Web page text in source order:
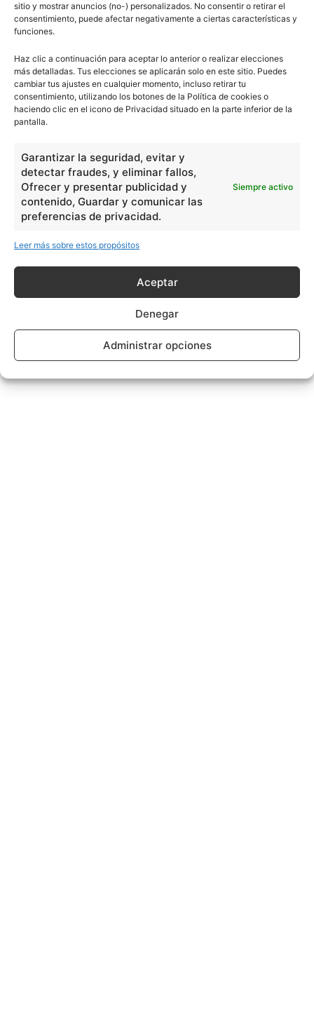
sitio y mostrar anuncios (no-) personalizados. No consentir o retirar el
consentimiento, puede afectar negativamente a ciertas características y
funciones.
Haz clic a continuación para aceptar lo anterior o realizar elecciones
más detalladas. Tus elecciones se aplicarán solo en este sitio. Puedes
cambiar tus ajustes en cualquier momento, incluso retirar tu
consentimiento, utilizando los botones de la Política de cookies o
haciendo clic en el icono de Privacidad situado en la parte inferior de la
pantalla.
Garantizar la seguridad, evitar y
detectar fraudes, y eliminar fallos,
Ofrecer y presentar publicidad y
contenido, Guardar y comunicar las
preferencias de privacidad.
Siempre activo
Leer más sobre estos propósitos
Aceptar
Denegar
Administrar opciones